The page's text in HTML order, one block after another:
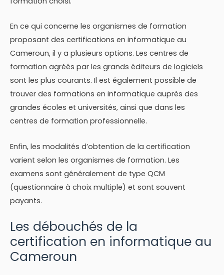
En ce qui concerne les organismes de formation
proposant des certifications en informatique au
Cameroun, il y a plusieurs options. Les centres de
formation agréés par les grands éditeurs de logiciels
sont les plus courants. Il est également possible de
trouver des formations en informatique auprès des
grandes écoles et universités, ainsi que dans les
centres de formation professionnelle.
Enfin, les modalités d’obtention de la certification
varient selon les organismes de formation. Les
examens sont généralement de type QCM
(questionnaire à choix multiple) et sont souvent
payants.
Les débouchés de la
certification en informatique au
Cameroun